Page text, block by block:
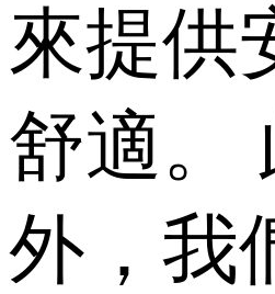
來提供
舒適。
外，我